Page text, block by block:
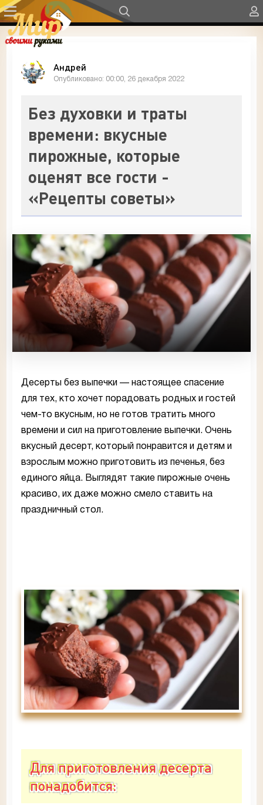
Андрей
Опубликовано: 00:00, 26 декабря 2022
Без духовки и траты
времени: вкусные
пирожные, которые
оценят все гости -
«Рецепты советы»
Десерты без выпечки — настоящее спасение
для тех, кто хочет порадовать родных и гостей
чем-то вкусным, но не готов тратить много
времени и сил на приготовление выпечки. Очень
вкусный десерт, который понравится и детям и
взрослым можно приготовить из печенья, без
единого яйца. Выглядят такие пирожные очень
красиво, их даже можно смело ставить на
праздничный стол.
Для приготовления десерта
понадобится: